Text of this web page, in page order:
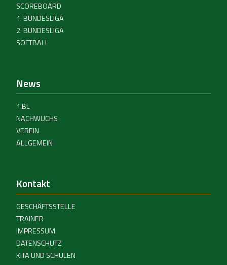
SCOREBOARD
1. BUNDESLIGA
2. BUNDESLIGA
SOFTBALL
News
1.BL
NACHWUCHS
VEREIN
ALLGEMEIN
Kontakt
GESCHÄFTSSTELLE
TRAINER
IMPRESSUM
DATENSCHUTZ
KITA UND SCHULEN